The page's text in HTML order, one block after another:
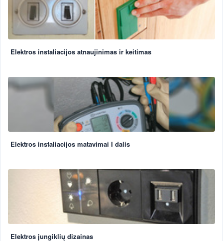
Elektros instaliacijos atnaujinimas ir keitimas
Elektros instaliacijos matavimai I dalis
Elektros jungiklių dizainas